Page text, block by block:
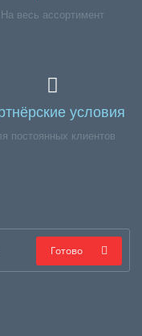
На весь ассортимент
условия
постоянных клиентов
Готово